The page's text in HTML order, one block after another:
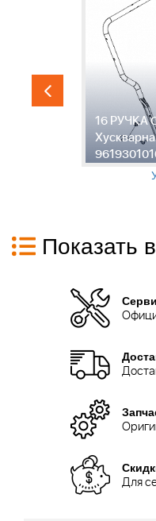
16 РУЧКА
Показать
Для